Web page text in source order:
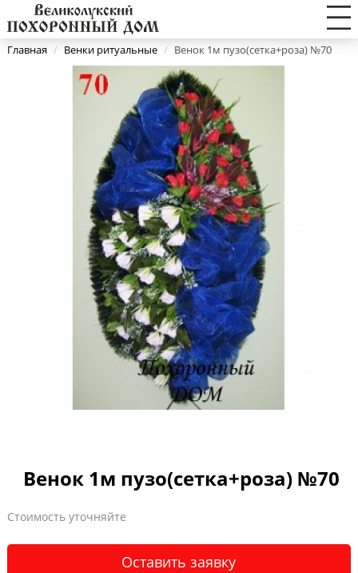
Главная / Венки ритуальные / Венок 1м пузо(сетка+роза) №70
Венок 1м пузо(сетка+роза) №70
Стоимость уточняйте
Оставить заявку